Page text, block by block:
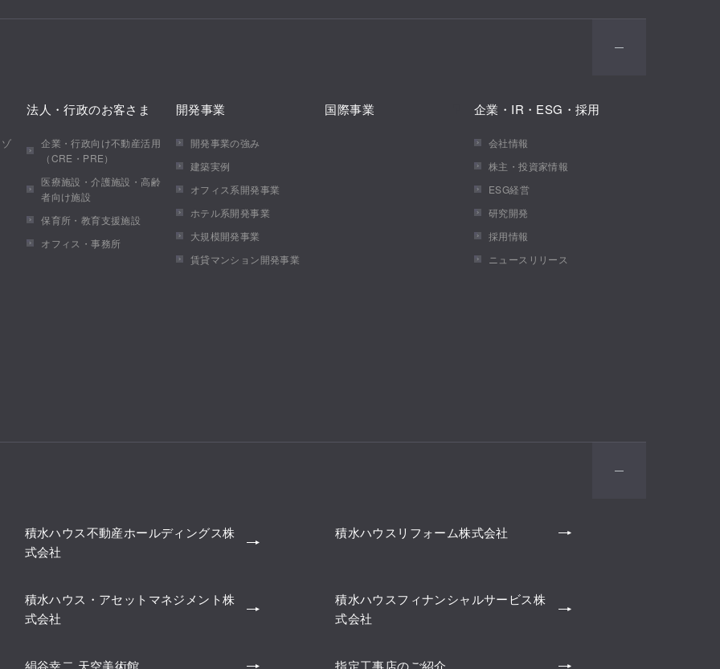
法人・行政のお客さま
企業・行政向け不動産活用
（CRE・PRE）
医療施設・介護施設・高齢
者向け施設
保育所・教育支援施設
オフィス・事務所
開発事業
開発事業の強み
建築実例
オフィス系開発事業
ホテル系開発事業
大規模開発事業
賃貸マンション開発事業
国際事業 企業・IR・ESG・採用
会社情報
株主・投資家情報
ESG経営
研究開発
採用情報
ニュースリリース
積水ハウス不動産ホールディングス株
式会社
積水ハウスリフォーム株式会社
積水ハウス・アセットマネジメント株
式会社
積水ハウスフィナンシャルサービス株
式会社